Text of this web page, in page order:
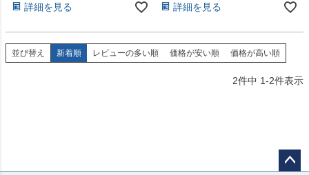
詳細を見る 詳細を見る
並び替え 新着順 レビューの多い順 価格が安い順 価格が高い順
2件中 1-2件表示